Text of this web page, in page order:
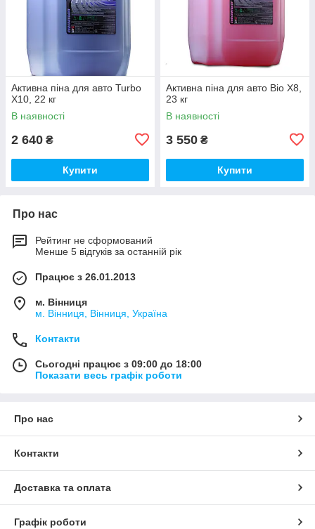
Активна піна для авто Turbo
X10, 22 кг
В наявності
2 640 ₴
Купити
Активна піна для авто Bio Х8,
23 кг
В наявності
3 550 ₴
Купити
Про нас
Рейтинг не сформований
Менше 5 відгуків за останній рік
Працює з 26.01.2013
м. Вінниця
м. Вінниця, Вінниця, Україна
Контакти
Сьогодні працює з 09:00 до 18:00
Показати весь графік роботи
Про нас
Контакти
Доставка та оплата
Графік роботи